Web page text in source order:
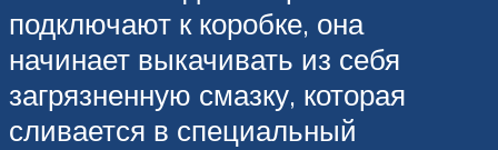
подключают к коробке, она
начинает выкачивать из себя
загрязненную смазку, которая
сливается в специальный